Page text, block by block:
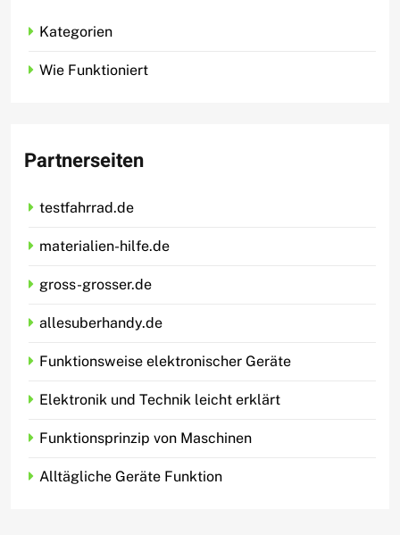
Kategorien
Wie Funktioniert
Partnerseiten
testfahrrad.de
materialien-hilfe.de
gross-grosser.de
allesuberhandy.de
Funktionsweise elektronischer Geräte
Elektronik und Technik leicht erklärt
Funktionsprinzip von Maschinen
Alltägliche Geräte Funktion